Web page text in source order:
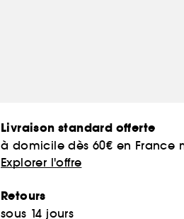
Livraison standard offerte
à domicile dès 60€ en
Explorer l'offre
Retours
sous 14 jours